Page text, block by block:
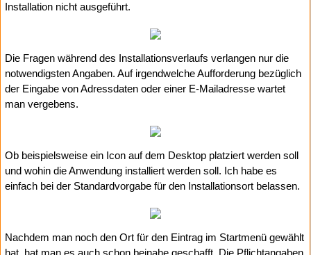
Installation nicht ausgeführt.
Die Fragen während des Installationsverlaufs verlangen nur die
notwendigsten Angaben. Auf irgendwelche Aufforderung bezüglich
der Eingabe von Adressdaten oder einer E-Mailadresse wartet
man vergebens.
Ob beispielsweise ein Icon auf dem Desktop platziert werden soll
und wohin die Anwendung installiert werden soll. Ich habe es
einfach bei der Standardvorgabe für den Installationsort belassen.
Nachdem man noch den Ort für den Eintrag im Startmenü gewählt
hat, hat man es auch schon beinahe geschafft. Die Pflichtangaben